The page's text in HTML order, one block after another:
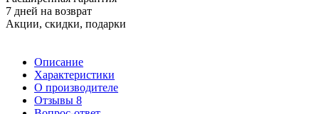
7 дней на возврат
Акции, скидки, подарки
Описание
Характеристики
О производителе
Отзывы 8